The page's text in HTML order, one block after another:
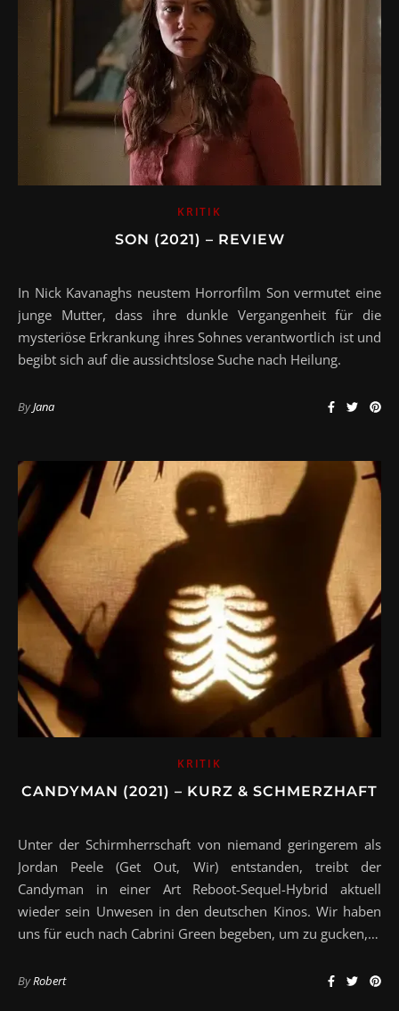
KRITIK
SON (2021) – REVIEW
In Nick Kavanaghs neustem Horrorfilm Son vermutet eine
junge Mutter, dass ihre dunkle Vergangenheit für die
mysteriöse Erkrankung ihres Sohnes verantwortlich ist und
begibt sich auf die aussichtslose Suche nach Heilung.
ByJana
KRITIK
CANDYMAN (2021) – KURZ & SCHMERZHAFT
Unter der Schirmherrschaft von niemand geringerem als
Jordan Peele (Get Out, Wir) entstanden, treibt der
Candyman in einer Art Reboot-Sequel-Hybrid aktuell
wieder sein Unwesen in den deutschen Kinos. Wir haben
uns für euch nach Cabrini Green begeben, um zu gucken,…
ByRobert